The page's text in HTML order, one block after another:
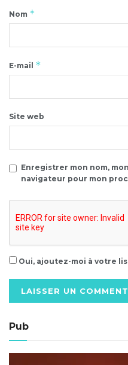
Nom *
E-mail *
Site web
Enregistrer mon nom,
navigateur pour mon
Oui, ajoutez-moi à votre
Alternative:
Pub